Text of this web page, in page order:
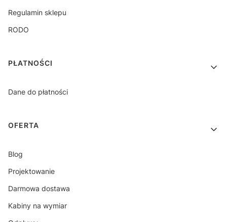
Regulamin sklepu
RODO
PŁATNOŚCI
Dane do płatności
OFERTA
Blog
Projektowanie
Darmowa dostawa
Kabiny na wymiar